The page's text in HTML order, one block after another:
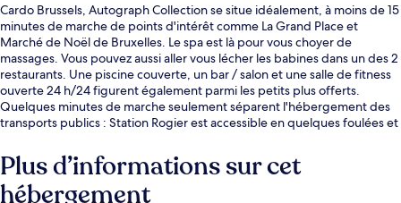
Cardo Brussels, Autograph Collection se situe idéalement, à moins de 15
minutes de marche de points d'intérêt comme La Grand Place et
Marché de Noël de Bruxelles. Le spa est là pour vous choyer de
massages. Vous pouvez aussi aller vous lécher les babines dans un des 2
restaurants. Une piscine couverte, un bar / salon et une salle de fitness
ouverte 24 h/24 figurent également parmi les petits plus offerts.
Quelques minutes de marche seulement séparent l'hébergement des
transports publics : Station Rogier est accessible en quelques foulées et
Plus d’informations sur cet
hébergement